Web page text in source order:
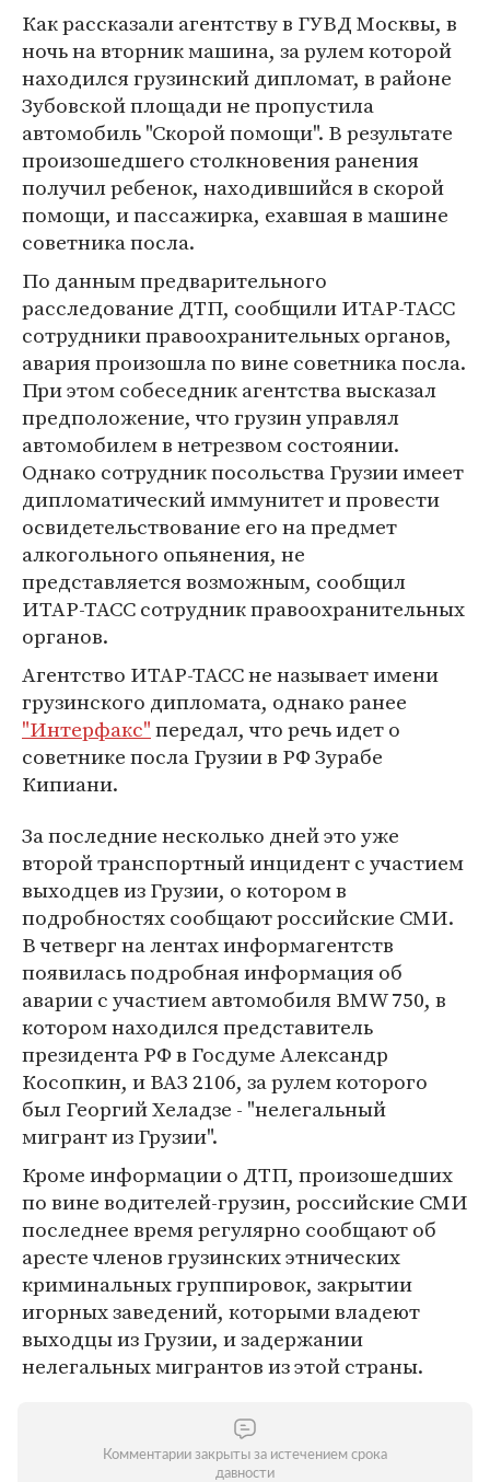
Как рассказали агентству в ГУВД Москвы, в
ночь на вторник машина, за рулем которой
находился грузинский дипломат, в районе
Зубовской площади не пропустила
автомобиль "Скорой помощи". В результате
произошедшего столкновения ранения
получил ребенок, находившийся в скорой
помощи, и пассажирка, ехавшая в машине
советника посла.
По данным предварительного
расследование ДТП, сообщили ИТАР-ТАСС
сотрудники правоохранительных органов,
авария произошла по вине советника посла.
При этом собеседник агентства высказал
предположение, что грузин управлял
автомобилем в нетрезвом состоянии.
Однако сотрудник посольства Грузии имеет
дипломатический иммунитет и провести
освидетельствование его на предмет
алкогольного опьянения, не
представляется возможным, сообщил
ИТАР-ТАСС сотрудник правоохранительных
органов.
Агентство ИТАР-ТАСС не называет имени
грузинского дипломата, однако ранее
"Интерфакс"передал, что речь идет о
советнике посла Грузии в РФ Зурабе
Кипиани.
За последние несколько дней это уже
второй транспортный инцидент с участием
выходцев из Грузии, о котором в
подробностях сообщают российские СМИ.
В четверг на лентах информагентств
появилась подробная информация об
аварии с участием автомобиля BMW 750, в
котором находился представитель
президента РФ в Госдуме Александр
Косопкин, и ВАЗ 2106, за рулем которого
был Георгий Хеладзе - "нелегальный
мигрант из Грузии".
Кроме информации о ДТП, произошедших
по вине водителей-грузин, российские СМИ
последнее время регулярно сообщают об
аресте членов грузинских этнических
криминальных группировок, закрытии
игорных заведений, которыми владеют
выходцы из Грузии, и задержании
нелегальных мигрантов из этой страны.
Комментарии закрыты за истечением срока
давности